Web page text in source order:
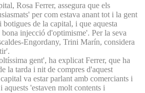
Rosa Ferrer, assegura que els
per com estava anant tot i la gent
de la capital, i que aquesta
injecció d'optimisme'. Per la seva
Engordany, Trini Marín, considera
gent', ha explicat Ferrer, que ha
la tarda i nit de compres d'aquest
va estar parlant amb comerciants i
aquests 'estaven molt contents i